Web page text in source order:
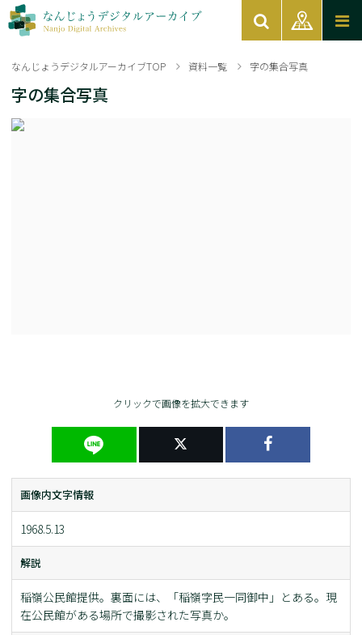
なんじょうデジタルアーカイブTOP 資料一覧 字の集合写真
字の集合写真
クリックで画像を拡大できます
画像内文字情報
1968.5.13
解説
稲嶺公民館提供。裏面には、「稲嶺字民一同御中」とある。現
在公民館がある場所で撮影された写真か。